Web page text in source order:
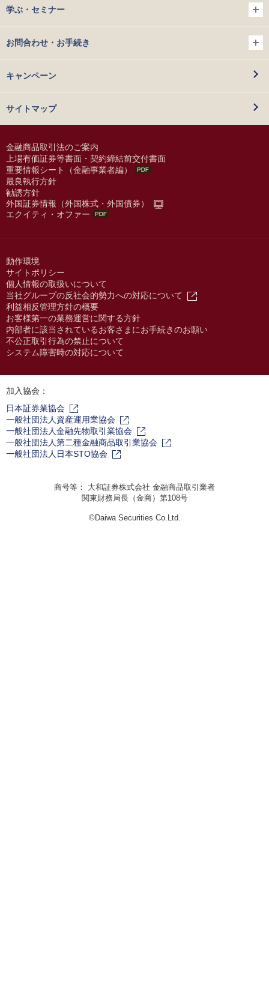
学ぶ・セミナー
お問合わせ・お手続き
キャンペーン
サイトマップ
金融商品取引法のご案内
上場有価証券等書面・契約締結前交付書面
重要情報シート（金融事業者編）
最良執行方針
勧誘方針
外国証券情報（外国株式・外国債券）
エクイティ・オファー
動作環境
サイトポリシー
個人情報の取扱いについて
当社グループの反社会的勢力への対応について
利益相反管理方針の概要
お客様第一の業務運営に関する方針
内部者に該当されているお客さまにお手続きのお願い
不公正取引行為の禁止について
システム障害時の対応について
加入協会：
日本証券業協会
一般社団法人資産運用業協会
一般社団法人金融先物取引業協会
一般社団法人第二種金融商品取引業協会
一般社団法人日本STO協会
商号等： 大和証券株式会社 金融商品取引業者
関東財務局長（金商）第108号
©Daiwa Securities Co.Ltd.